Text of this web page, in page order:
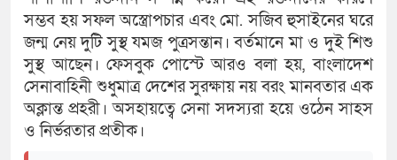
সম্ভব হয় সফল অস্ত্রোপচার এবং মো. সজিব হুসাইনের ঘরে
জন্ম নেয় দুটি সুস্থ যমজ পুত্রসন্তান। বর্তমানে মা ও দুই শিশু
সুস্থ আছেন। ফেসবুক পোস্টে আরও বলা হয়, বাংলাদেশ
সেনাবাহিনী শুধুমাত্র দেশের সুরক্ষায় নয় বরং মানবতার এক
অক্লান্ত প্রহরী। অসহায়ত্বে সেনা সদস্যরা হয়ে ওঠেন সাহস
ও নির্ভরতার প্রতীক।